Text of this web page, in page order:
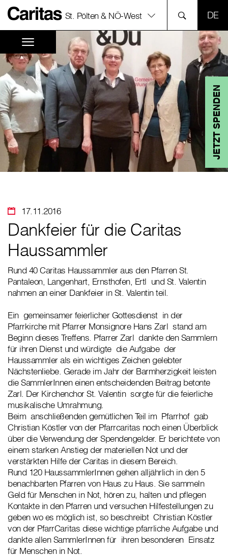
St. Pölten & NÖ-West
JETZT SPENDEN
17.11.2016
Dankfeier für die Caritas
Haussammler
Rund 40 Caritas Haussammler aus den Pfarren St.
Pantaleon, Langenhart, Ernsthofen, Ertl und St. Valentin
nahmen an einer Dankfeier in St. Valentin teil.
Ein gemeinsamer feierlicher Gottesdienst in der
Pfarrkirche mit Pfarrer Monsignore Hans Zarl stand am
Beginn dieses Treffens. Pfarrer Zarl dankte den Sammlern
für ihren Dienst und würdigte die Aufgabe der
Haussammler als ein wichtiges Zeichen gelebter
Nächstenliebe. Gerade im Jahr der Barmherzigkeit leisten
die SammlerInnen einen entscheidenden Beitrag betonte
Zarl. Der Kirchenchor St. Valentin sorgte für die feierliche
musikalische Umrahmung.
Beim anschließenden gemütlichen Teil im Pfarrhof gab
Christian Köstler von der Pfarrcaritas noch einen Überblick
über die Verwendung der Spendengelder. Er berichtete von
einem starken Anstieg der materiellen Not und der
verstärkten Hilfe der Caritas in diesem Bereich.
Rund 120 HaussammlerInnen gehen alljährlich in den 5
benachbarten Pfarren von Haus zu Haus. Sie sammeln
Geld für Menschen in Not, hören zu, halten und pflegen
Kontakte in den Pfarren und versuchen Hilfestellungen zu
geben wo es möglich ist, so beschreibt Christian Köstler
von der PfarrCaritas diese wichtige pfarrliche Aufgabe und
dankte allen SammlerInnen für ihren besonderen Einsatz
für Menschen in Not.